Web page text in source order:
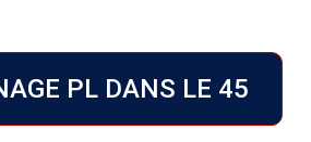
PL DANS LE 45